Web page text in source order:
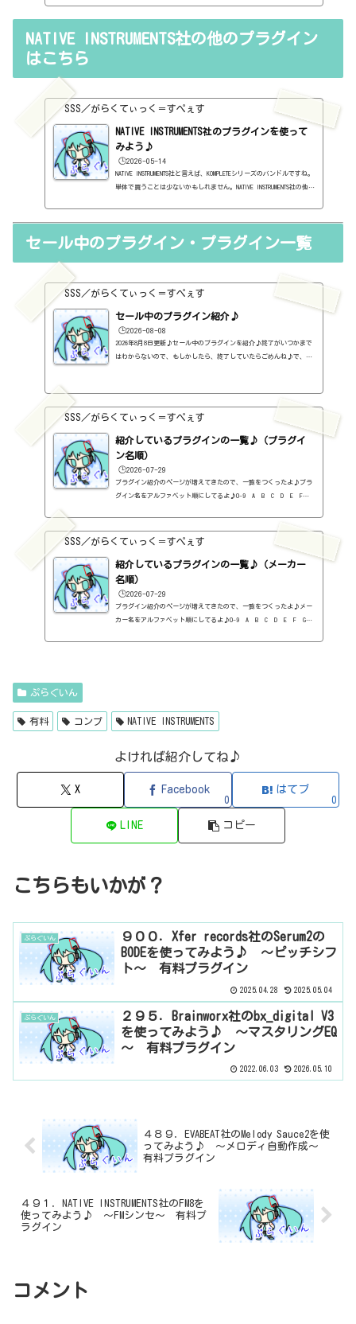
ンの中には、なぜ、これが無料なんだろう？と驚くような性能のもの
もの...
NATIVE INSTRUMENTS社の他のプラグイン
はこちら
SSS／がらくてぃっく＝すぺぇす
NATIVE INSTRUMENTS社のプラグインを使って
みよう♪
🕒️2026-05-14
NATIVE INSTRUMENTS社と言えば、KOMPLETEシリーズのバンドルですね。
単体で買うことは少ないかもしれません。NATIVE INSTRUMENTS社の他の
t、Standard、Ultimate、Collecter's Editionの5種類がありま
は...
セール中のプラグイン・プラグイン一覧
SSS／がらくてぃっく＝すぺぇす
セール中のプラグイン紹介♪
🕒️2026-08-08
2026年8月8日更新♪セール中のプラグインを紹介♪終了がいつかまで
はわからないので、もしかしたら、終了していたらごめんね♪で、相
CLASSIC（2B Played Music）定価：29.99ドル → 19.99ドル（本家さ
ま）2B REVERBED（2B Played Music）定価：29.99ドル → 19.99ド
ル（本家さ...
SSS／がらくてぃっく＝すぺぇす
紹介しているプラグインの一覧♪（プラグイ
ン名順）
🕒️2026-07-29
プラグイン紹介のページが増えてきたので、一覧をつくったよ♪プラ
グイン名をアルファベット順にしてるよ♪0-9 A B C D E F G
料）2B DELAYED CLASSIC（2B Played Music・ディレイ・有料）2B RE
VERBED（2B Played Music・リバーブ・有料）2B Shaped Filter（2
B Played Music・フィルタープラグイン・有料）3-Band EQ（Kilohe
arts・EQ・無料）40'S VERY OWN DRUMS（NATIVE INSTRUMENTS・ドラ
ム...
SSS／がらくてぃっく＝すぺぇす
紹介しているプラグインの一覧♪（メーカー
名順）
🕒️2026-07-29
プラグイン紹介のページが増えてきたので、一覧をつくったよ♪メー
カー名をアルファベット順にしてるよ♪0-9 A B C D E F G
ぷらぐいん
有料 コンプ NATIVE INSTRUMENTS
よければ紹介してね♪
X Facebook
0
はてブ
0
LINE コピー
こちらもいかが？
ぷらぐいん
９００．Xfer records社のSerum2の
BODEを使ってみよう♪ ～ピッチシフ
ト～ 有料プラグイン
2025.04.28 2025.05.04
ぷらぐいん
２９５．Brainworx社のbx_digital V3
を使ってみよう♪ ～マスタリングEQ
～ 有料プラグイン
2022.06.03 2026.05.10
４８９．EVABEAT社のMelody Sauce2を使
ってみよう♪ ～メロディ自動作成～
有料プラグイン
４９１．NATIVE INSTRUMENTS社のFM8を
使ってみよう♪ ～FMシンセ～ 有料プ
ラグイン
コメント